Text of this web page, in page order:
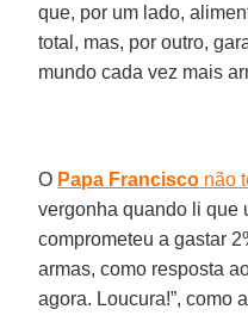
que, por um lado,
total, mas, por outro,
mundo cada vez mais
O Papa Francisco não
vergonha quando li que
comprometeu a gastar
armas, como resposta
agora. Loucura!”, como